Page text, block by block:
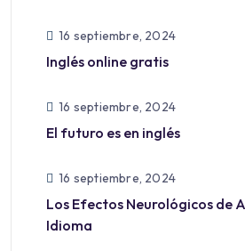
16 septiembre, 2024
Inglés online gratis
16 septiembre, 2024
El futuro es en inglés
16 septiembre, 2024
Los Efectos Neurológicos de
Idioma